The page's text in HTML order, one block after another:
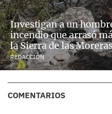
Investigan a un
incendio que arrasó
la Sierra de las
REDACCIÓN
COMENTARIOS